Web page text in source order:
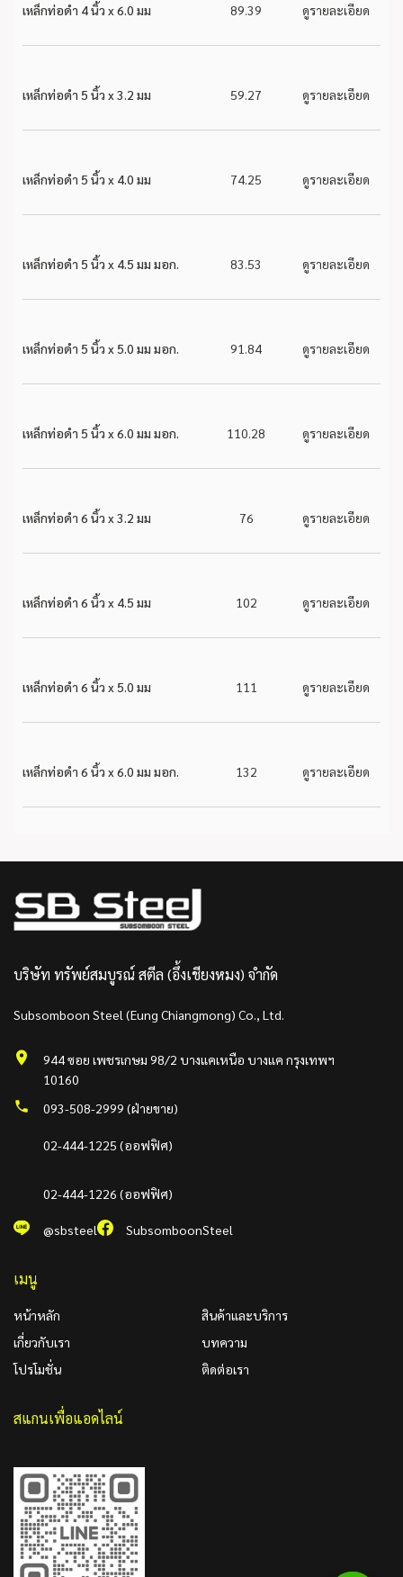
เหล็กท่อดำ 4 นิ้ว x 6.0 มม 89.39 ดูรายละเอียด
เหล็กท่อดำ 5 นิ้ว x 3.2 มม 59.27 ดูรายละเอียด
เหล็กท่อดำ 5 นิ้ว x 4.0 มม 74.25 ดูรายละเอียด
เหล็กท่อดำ 5 นิ้ว x 4.5 มม มอก. 83.53 ดูรายละเอียด
เหล็กท่อดำ 5 นิ้ว x 5.0 มม มอก. 91.84 ดูรายละเอียด
เหล็กท่อดำ 5 นิ้ว x 6.0 มม มอก. 110.28 ดูรายละเอียด
เหล็กท่อดำ 6 นิ้ว x 3.2 มม 76 ดูรายละเอียด
เหล็กท่อดำ 6 นิ้ว x 4.5 มม 102 ดูรายละเอียด
เหล็กท่อดำ 6 นิ้ว x 5.0 มม 111 ดูรายละเอียด
เหล็กท่อดำ 6 นิ้ว x 6.0 มม มอก. 132 ดูรายละเอียด
บริษัท ทรัพย์สมบูรณ์ สตีล (อึ้งเชียงหมง) จำกัด
Subsomboon Steel (Eung Chiangmong) Co., Ltd.
944 ซอย เพชรเกษม 98/2 บางแคเหนือ บางแค กรุงเทพฯ
10160
093-508-2999 (ฝ่ายขาย)
02-444-1225 (ออฟฟิศ)
02-444-1226 (ออฟฟิศ)
@sbsteel SubsomboonSteel
เมนู
หน้าหลัก
เกี่ยวกับเรา
โปรโมชั่น
สินค้าและบริการ
บทความ
ติดต่อเรา
สแกนเพื่อแอดไลน์